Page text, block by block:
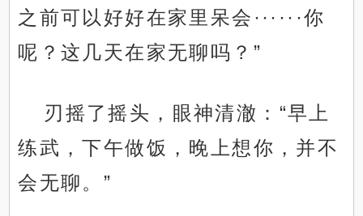
之前可以好好在家里呆会······你
呢？这几天在家无聊吗？”
刃摇了摇头，眼神清澈：“早上
练武，下午做饭，晚上想你，并不
会无聊。”